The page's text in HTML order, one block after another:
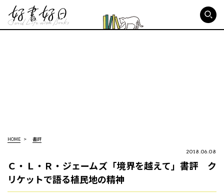
HOME 書評
2018.06.08
Ｃ・Ｌ・Ｒ・ジェームズ「境界を越えて」書評 ク
リケットで語る植民地の精神